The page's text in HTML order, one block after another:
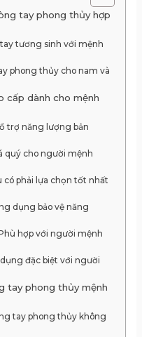
tay phong thủy hợp
tương sinh với mệnh
phong thủy cho nam và
cấp dành cho mệnh
trợ năng lượng bản
quý cho người mệnh
có phải lựa chọn tốt nhất
dụng bảo vệ năng
hợp với người mệnh
đặc biệt với người
tay phong thủy mệnh
tay phong thủy không